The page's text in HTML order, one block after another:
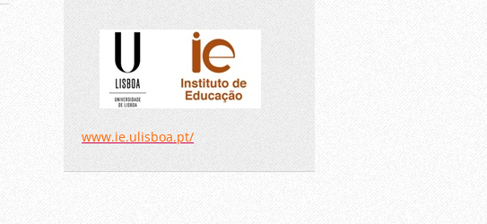
www.ie.ulisboa.pt/